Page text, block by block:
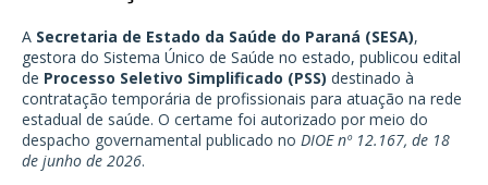
A Secretaria de Estado da Saúde do Paraná (SESA),
gestora do Sistema Único de Saúde no estado, publicou edital
de Processo Seletivo Simplificado (PSS) destinado à
contratação temporária de profissionais para atuação na rede
estadual de saúde. O certame foi autorizado por meio do
despacho governamental publicado no DIOE nº 12.167, de 18
de junho de 2026.